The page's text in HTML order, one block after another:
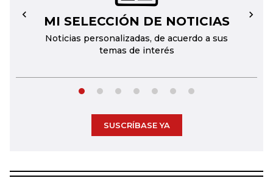
MI SELECCIÓN DE NOTICIAS
Noticias personalizadas, de acuerdo a sus
temas de interés
← →
SUSCRÍBASE YA